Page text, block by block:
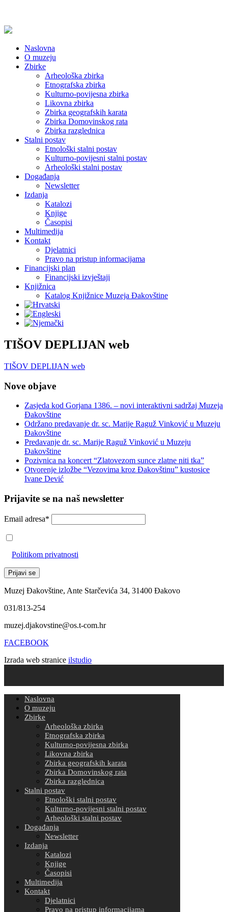
Naslovna
O muzeju
Zbirke
Arheološka zbirka
Etnografska zbirka
Kulturno-povijesna zbirka
Likovna zbirka
Zbirka geografskih karata
Zbirka Domovinskog rata
Zbirka razglednica
Stalni postav
Etnološki stalni postav
Kulturno-povijesni stalni postav
Arheološki stalni postav
Događanja
Newsletter
Izdanja
Katalozi
Knjige
Časopisi
Multimedija
Kontakt
Djelatnici
Pravo na pristup informacijama
Financijski plan
Financijski izvještaji
Knjižnica
Katalog Knjižnice Muzeja Đakovštine
TIŠOV DEPLIJAN web
TIŠOV DEPLIJAN web
Nove objave
Zasjeda kod Gorjana 1386. – novi interaktivni sadržaj Muzeja
Đakovštine
Održano predavanje dr. sc. Marije Raguž Vinković u Muzeju
Đakovštine
Predavanje dr. sc. Marije Raguž Vinković u Muzeju
Đakovštine
Pozivnica na koncert “Zlatovezom sunce zlatne niti tka”
Otvorenje izložbe “Vezovima kroz Đakovštinu” kustosice
Ivane Dević
Prijavite se na naš newsletter
Email adresa*
Politikom privatnosti
Muzej Đakovštine, Ante Starčevića 34, 31400 Đakovo
031/813-254
muzej.djakovstine@os.t-com.hr
FACEBOOK
Izrada web stranice ilstudio
Naslovna
O muzeju
Zbirke
Arheološka zbirka
Etnografska zbirka
Kulturno-povijesna zbirka
Likovna zbirka
Zbirka geografskih karata
Zbirka Domovinskog rata
Zbirka razglednica
Stalni postav
Etnološki stalni postav
Kulturno-povijesni stalni postav
Arheološki stalni postav
Događanja
Newsletter
Izdanja
Katalozi
Knjige
Časopisi
Multimedija
Kontakt
Djelatnici
Pravo na pristup informacijama